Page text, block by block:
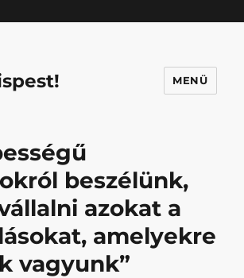
MENÜ
beszélünk,
azokat a
amelyekre
vagyunk”